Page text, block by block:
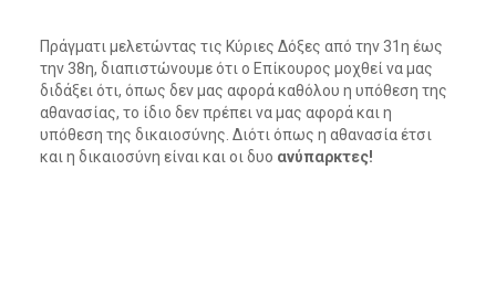
Πράγματι μελετώντας τις Κύριες Δόξες από την 31η έως
την 38η, διαπιστώνουμε ότι ο Επίκουρος μοχθεί να μας
διδάξει ότι, όπως δεν μας αφορά καθόλου η υπόθεση της
αθανασίας, το ίδιο δεν πρέπει να μας αφορά και η
υπόθεση της δικαιοσύνης. Διότι όπως η αθανασία έτσι
και η δικαιοσύνη είναι και οι δυο ανύπαρκτες!